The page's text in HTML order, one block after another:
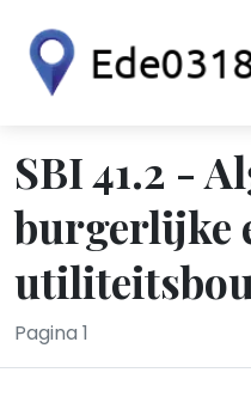
SBI 41.2 -
burgerlijke
Pagina 1